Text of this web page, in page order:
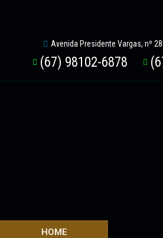
Avenida Presidente Vargas, nº
(67) 98102-6878
HOME